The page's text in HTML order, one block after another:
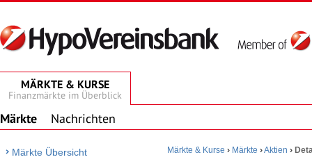
MÄRKTE & KURSE
Finanzmärkte im Überblick
Märkte Nachrichten
Märkte Übersicht
Märkte & Kurse › Märkte ›Aktien ›